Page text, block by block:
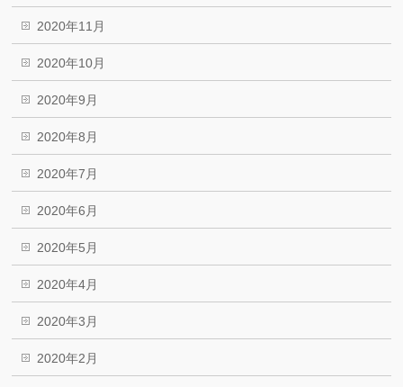
2020年11月
2020年10月
2020年9月
2020年8月
2020年7月
2020年6月
2020年5月
2020年4月
2020年3月
2020年2月